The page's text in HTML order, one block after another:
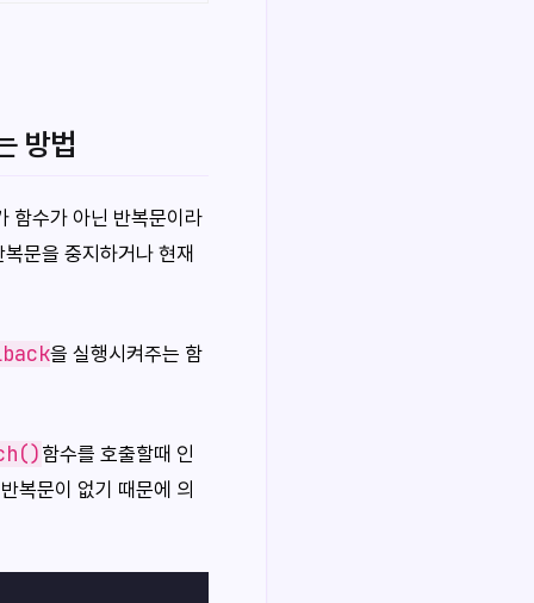
방법
함수가 아닌 반복문이라
문을 중지하거나 현재
을 실행시켜주는 함
함수를 호출할때 인
복문이 없기 때문에 의